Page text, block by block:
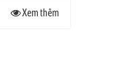
Xem thêm